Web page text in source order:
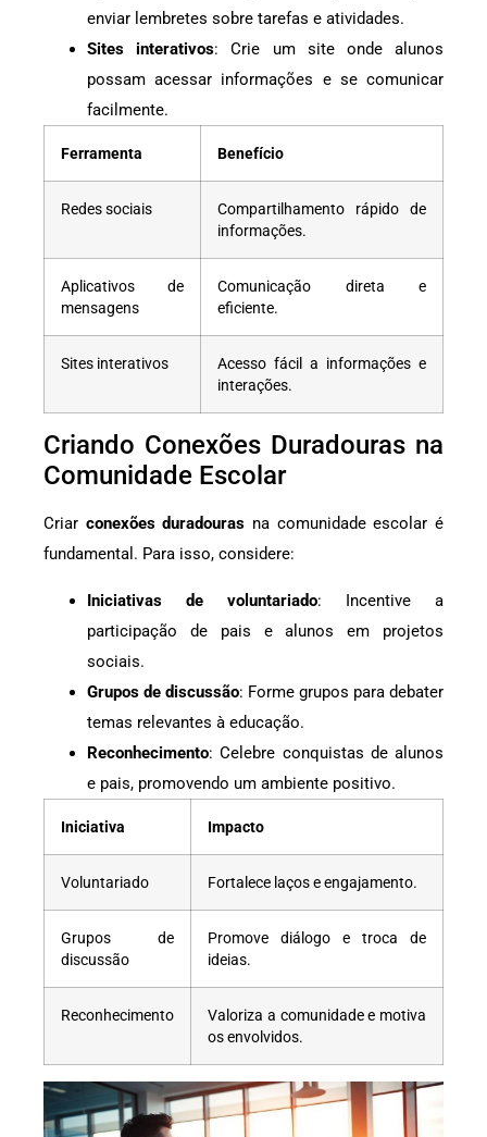
enviar lembretes sobre tarefas e atividades.
Sites interativos: Crie um site onde alunos
possam acessar informações e se comunicar
facilmente.
Ferramenta Benefício
Redes sociais
Compartilhamento rápido de
informações.
Aplicativos de
mensagens
Comunicação direta e
eficiente.
Sites interativos
Acesso fácil a informações e
interações.
Criando Conexões Duradouras na
Comunidade Escolar
Criar conexões duradouras na comunidade escolar é
fundamental. Para isso, considere:
Iniciativas de voluntariado: Incentive a
participação de pais e alunos em projetos
sociais.
Grupos de discussão: Forme grupos para debater
temas relevantes à educação.
Reconhecimento: Celebre conquistas de alunos
e pais, promovendo um ambiente positivo.
Iniciativa Impacto
Voluntariado Fortalece laços e engajamento.
Grupos de
discussão
Promove diálogo e troca de
ideias.
Reconhecimento
Valoriza a comunidade e motiva
os envolvidos.